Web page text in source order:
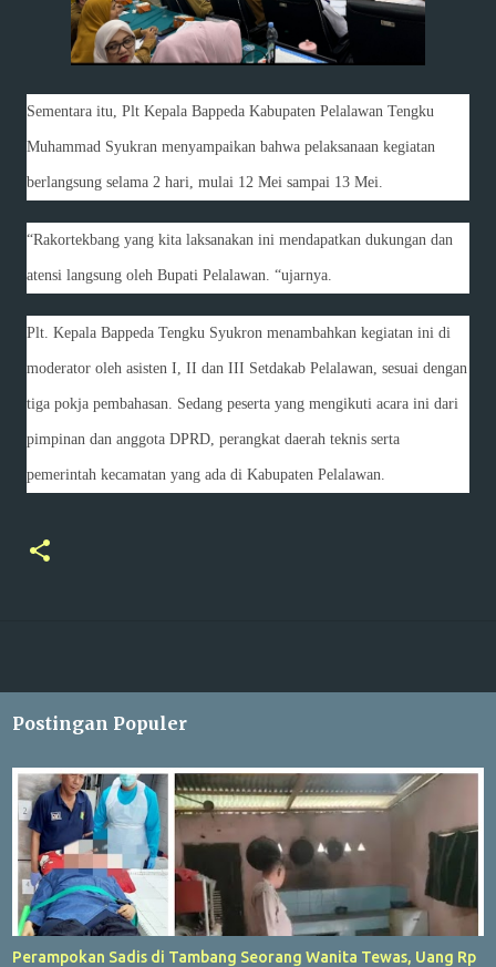
Sementara itu, Plt Kepala Bappeda Kabupaten Pelalawan Tengku
Muhammad Syukran menyampaikan bahwa pelaksanaan kegiatan
berlangsung selama 2 hari, mulai 12 Mei sampai 13 Mei.
“Rakortekbang yang kita laksanakan ini mendapatkan dukungan dan
atensi langsung oleh Bupati Pelalawan. “ujarnya.
Plt. Kepala Bappeda Tengku Syukron menambahkan kegiatan ini di
moderator oleh asisten I, II dan III Setdakab Pelalawan, sesuai dengan
tiga pokja pembahasan. Sedang peserta yang mengikuti acara ini dari
pimpinan dan anggota DPRD, perangkat daerah teknis serta
pemerintah kecamatan yang ada di Kabupaten Pelalawan.
Postingan Populer
Perampokan Sadis di Tambang Seorang Wanita Tewas, Uang Rp